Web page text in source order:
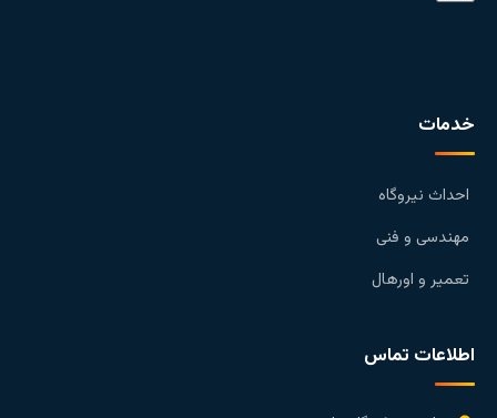
خدمات
احداث نیروگاه
مهندسی و فنی
تعمیر و اورهال
اطلاعات تماس